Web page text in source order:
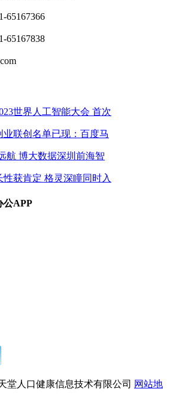
65167366
65167838
世界人工智能大会 首次
业联创名单已现：百度马
航 博大数据深圳前海智
获肯定 格灵深瞳同时入
公APP
堂人口健康信息技术有限公司 网站地